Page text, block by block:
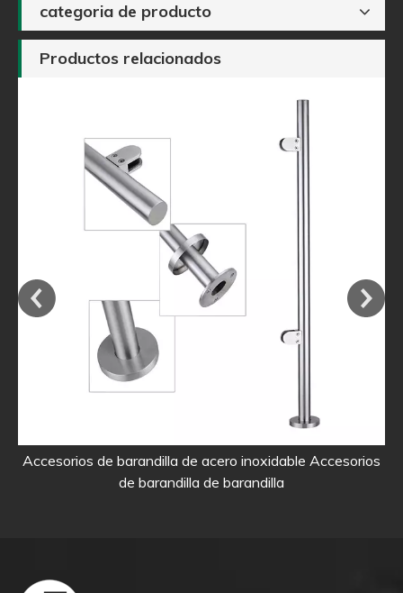
categoria de producto
Productos relacionados
Accesorios de barandilla de acero inoxidable Accesorios
de barandilla de barandilla